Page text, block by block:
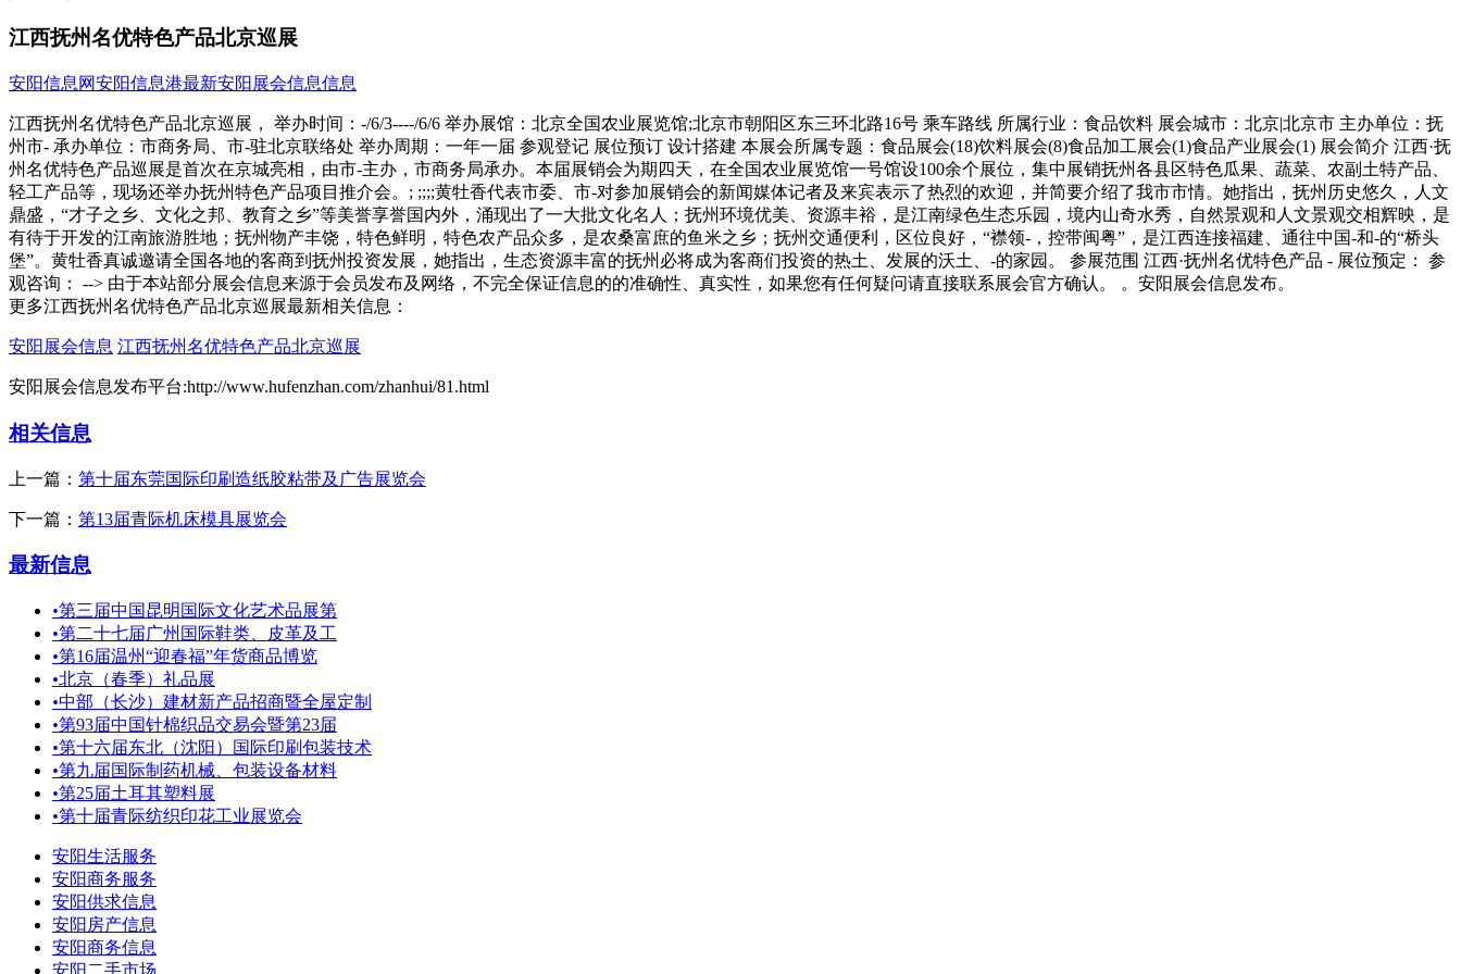
江西抚州名优特色产品北京巡展
安阳信息网安阳信息港最新安阳展会信息信息
江西抚州名优特色产品北京巡展， 举办时间：-/6/3----/6/6 举办展馆：北京全国农业展览馆;北京市朝阳区东三环北路16号 乘车路线 所属行业：食品饮料 展会城市：北京|北京市 主办单位：抚
州市- 承办单位：市商务局、市-驻北京联络处 举办周期：一年一届 参观登记 展位预订 设计搭建 本展会所属专题：食品展会(18)饮料展会(8)食品加工展会(1)食品产业展会(1) 展会简介 江西·抚
州名优特色产品巡展是首次在京城亮相，由市-主办，市商务局承办。本届展销会为期四天，在全国农业展览馆一号馆设100余个展位，集中展销抚州各县区特色瓜果、蔬菜、农副土特产品、
轻工产品等，现场还举办抚州特色产品项目推介会。; ;;;;黄牡香代表市委、市-对参加展销会的新闻媒体记者及来宾表示了热烈的欢迎，并简要介绍了我市市情。她指出，抚州历史悠久，人文
鼎盛，“才子之乡、文化之邦、教育之乡”等美誉享誉国内外，涌现出了一大批文化名人；抚州环境优美、资源丰裕，是江南绿色生态乐园，境内山奇水秀，自然景观和人文景观交相辉映，是
有待于开发的江南旅游胜地；抚州物产丰饶，特色鲜明，特色农产品众多，是农桑富庶的鱼米之乡；抚州交通便利，区位良好，“襟领-，控带闽粤”，是江西连接福建、通往中国-和-的“桥头
堡”。黄牡香真诚邀请全国各地的客商到抚州投资发展，她指出，生态资源丰富的抚州必将成为客商们投资的热土、发展的沃土、-的家园。 参展范围 江西·抚州名优特色产品 - 展位预定： 参
观咨询： --> 由于本站部分展会信息来源于会员发布及网络，不完全保证信息的的准确性、真实性，如果您有任何疑问请直接联系展会官方确认。 。安阳展会信息发布。
更多江西抚州名优特色产品北京巡展最新相关信息：
安阳展会信息 江西抚州名优特色产品北京巡展
安阳展会信息发布平台:http://www.hufenzhan.com/zhanhui/81.html
相关信息
上一篇： 第十届东莞国际印刷造纸胶粘带及广告展览会
下一篇： 第13届青际机床模具展览会
最新信息
•第三届中国昆明国际文化艺术品展第
•第二十七届广州国际鞋类、皮革及工
•第16届温州“迎春福”年货商品博览
•北京（春季）礼品展
•中部（长沙）建材新产品招商暨全屋定制
•第93届中国针棉织品交易会暨第23届
•第十六届东北（沈阳）国际印刷包装技术
•第九届国际制药机械、包装设备材料
•第25届土耳其塑料展
•第十届青际纺织印花工业展览会
安阳生活服务
安阳商务服务
安阳供求信息
安阳房产信息
安阳商务信息
安阳二手市场